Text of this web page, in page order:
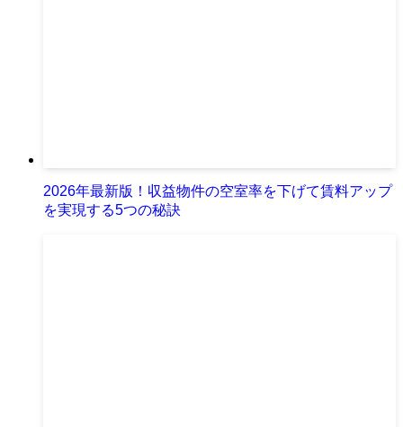
2026年最新版！収益物件の空室率を下げて賃料アップ
を実現する5つの秘訣